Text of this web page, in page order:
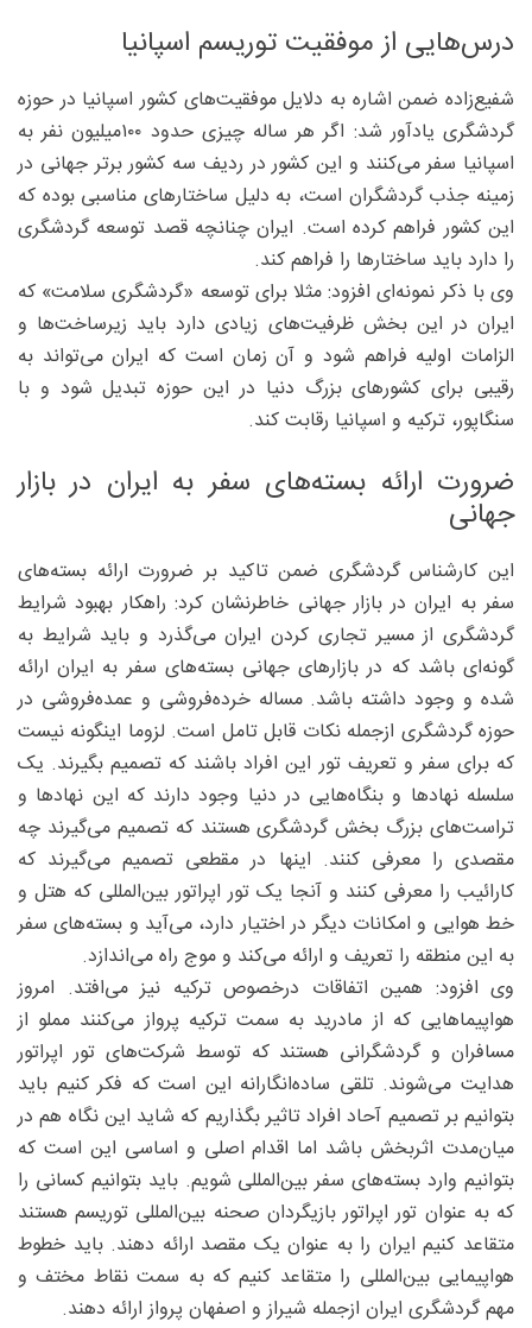
درس‌هایی از موفقیت توریسم اسپانیا
شفیع‌زاده ضمن اشاره به دلایل موفقیت‌های کشور اسپانیا در حوزه
گردشگری یادآور شد: اگر هر ساله چیزی حدود ۱۰۰‌میلیون نفر به
اسپانیا سفر می‌کنند و این کشور در ردیف سه کشور برتر جهانی در
زمینه جذب گردشگران است، به دلیل ساختارهای مناسبی بوده که
این کشور فراهم کرده است. ایران چنانچه قصد توسعه گردشگری
را دارد باید ساختارها را فراهم کند.
وی با ذکر نمونه‌ای افزود: مثلا برای توسعه «گردشگری سلامت» که
ایران در این بخش ظرفیت‌های زیادی دارد باید زیرساخت‌ها و
الزامات اولیه فراهم شود و آن زمان است که ایران می‌تواند به
رقیبی برای کشورهای بزرگ دنیا در این حوزه تبدیل شود و با
سنگاپور، ترکیه و اسپانیا رقابت کند.
ضرورت ارائه بسته‌های سفر به ایران در بازار
جهانی
این کارشناس گردشگری ضمن تاکید بر ضرورت ارائه بسته‌های
سفر به ایران در بازار جهانی خاطرنشان کرد: راهکار بهبود شرایط
گردشگری از مسیر تجاری کردن ایران می‌گذرد و باید شرایط به
گونه‌ای باشد که در بازارهای جهانی بسته‌های سفر به ایران ارائه
شده و وجود داشته باشد. مساله خرده‌فروشی و عمده‌فروشی در
حوزه گردشگری ازجمله نکات قابل تامل است. لزوما اینگونه نیست
که برای سفر و تعریف تور این افراد باشند که تصمیم بگیرند. یک
سلسله نهادها و بنگاه‌هایی در دنیا وجود دارند که این نهادها و
تراست‌های بزرگ بخش گردشگری هستند که تصمیم می‌گیرند چه
مقصدی را معرفی کنند. اینها در مقطعی تصمیم می‌گیرند که
کارائیب را معرفی کنند و آنجا یک تور اپراتور بین‌المللی که هتل و
خط هوایی و امکانات دیگر در اختیار دارد، می‌آید و بسته‌های سفر
به این منطقه را تعریف و ارائه می‌کند و موج راه می‌اندازد.
وی افزود: همین اتفاقات درخصوص ترکیه نیز می‌افتد. امروز
هواپیماهایی که از مادرید به سمت ترکیه پرواز می‌کنند مملو از
مسافران و گردشگرانی هستند که توسط شرکت‌های تور اپراتور
هدایت می‌شوند. تلقی ساده‌انگارانه این است که فکر کنیم باید
بتوانیم بر تصمیم آحاد افراد تاثیر بگذاریم که شاید این نگاه هم در
میان‌مدت اثربخش باشد اما اقدام اصلی و اساسی این است که
بتوانیم وارد بسته‌های سفر بین‌المللی شویم. باید بتوانیم کسانی را
که به عنوان تور اپراتور بازیگردان صحنه بین‌المللی توریسم هستند
متقاعد کنیم ایران را به عنوان یک مقصد ارائه دهند. باید خطوط
هواپیمایی بین‌المللی را متقاعد کنیم که به سمت نقاط مختف و
مهم گردشگری ایران ازجمله شیراز و اصفهان پرواز ارائه دهند.